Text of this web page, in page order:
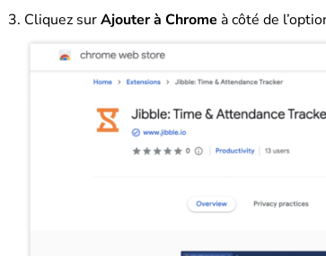
Cliquez surAjouter à Chrome à côté de